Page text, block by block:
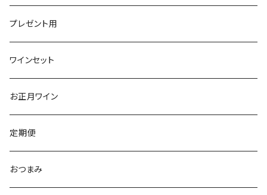
ヴェネト
リオハ
トロ
アメリカ
カリフォルニア
オレゴン
ニュージーランド
オーストラリア
チリ
ドイツ
ピエモンテ
マルケ
シチリア
カリニェナ
ドイツ
ニュージーランド
アメリカ
カリフォルニア
オレゴン
南アフリカ
オーストリア
ドイツ
アメリカ
オーストラリア
プレゼント用
ワインセット
お正月ワイン
定期便
おつまみ